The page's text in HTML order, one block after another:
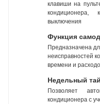
клавиши на
выключения
Функция
Предназначена
неисправностей
времени и
Недельный
Позволяет
кондиционера с